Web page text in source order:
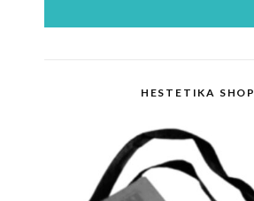
HESTETIKA SHOP